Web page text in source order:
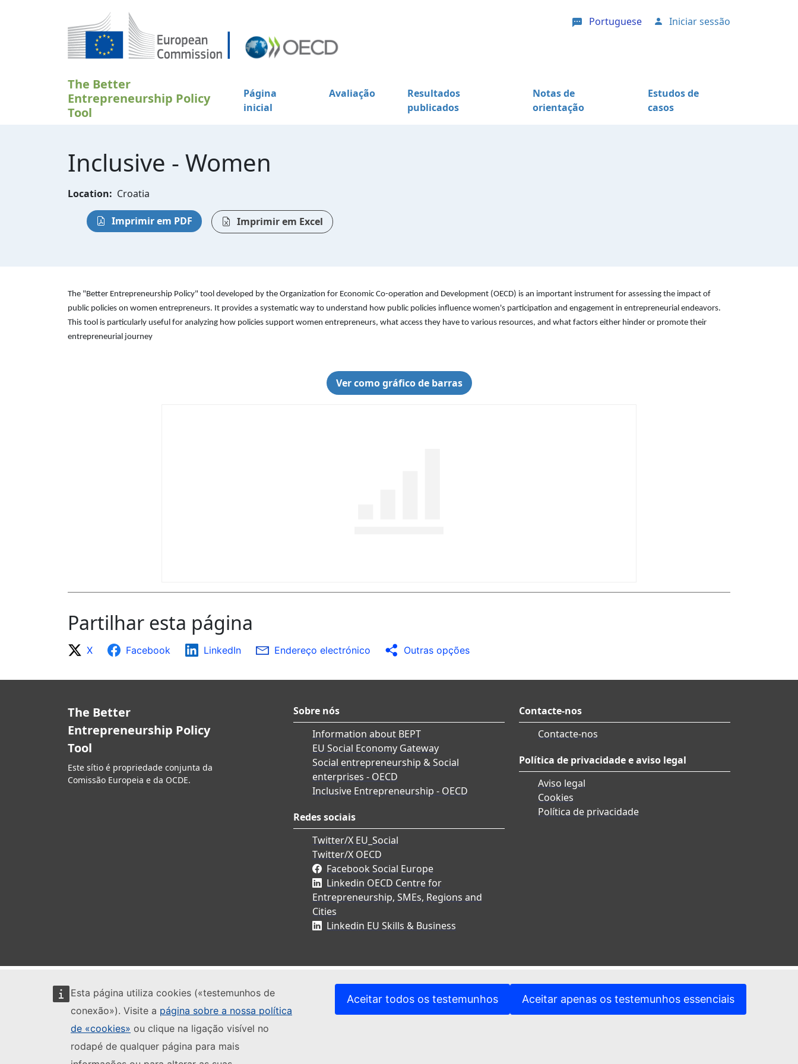
Passar para o conteúdo principal
Esta página utiliza cookies («testemunhos de
conexão»). Visite a página sobre a nossa política
de «cookies» ou clique na ligação visível no
rodapé de qualquer página para mais
Aceitar todos os testemunhos Aceitar apenas os testemunhos essenciais
Portuguese User account menu
Iniciar sessão
The Better
Entrepreneurship Policy
Tool
Página
inicial
Avaliação
Resultados
publicados
Notas de
orientação
Estudos de
casos
Inclusive - Women
Location: Croatia
Imprimir em PDF Imprimir em Excel
The "Better Entrepreneurship Policy" tool developed by the Organization for Economic Co-operation and Development (OECD) is an important instrument for assessing the impact of
public policies on women entrepreneurs. It provides a systematic way to understand how public policies influence women's participation and engagement in entrepreneurial endeavors.
This tool is particularly useful for analyzing how policies support women entrepreneurs, what access they have to various resources, and what factors either hinder or promote their
entrepreneurial journey
Ver como gráfico de barras
Partilhar esta página
X Facebook LinkedIn Endereço electrónico Outras opções
The Better
Entrepreneurship Policy
Tool
Este sítio é propriedade conjunta da
Comissão Europeia e da OCDE.
Sobre nós
Information about BEPT
EU Social Economy Gateway
Social entrepreneurship & Social
enterprises - OECD
Inclusive Entrepreneurship - OECD
Redes sociais
Twitter/X EU_Social
Twitter/X OECD
Facebook Social Europe
Linkedin OECD Centre for
Entrepreneurship, SMEs, Regions and
Cities
Linkedin EU Skills & Business
Contacte-nos
Contacte-nos
Política de privacidade e aviso legal
Aviso legal
Cookies
Política de privacidade